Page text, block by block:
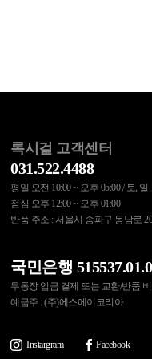
록시걸 고객센터
031.522.4488
평일 오전 10:00 ~ 오후 05:00 / 토,
점심 오후 12:00 ~ 오후 01:00
반품 주소 : 서울시 송파구 동남로
국민은행
무통장 입금 결제 또는 교환/반품
예금주 : (주)에스에이코리아
Instargram Facebook